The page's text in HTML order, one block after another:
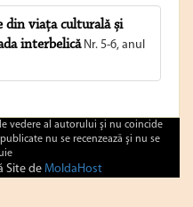
din viața culturală și
interbelicăNr. 5-6, anul
vedere al autorului şi nu coincide
nu se recenzează şi nu se
Site de MoldaHost